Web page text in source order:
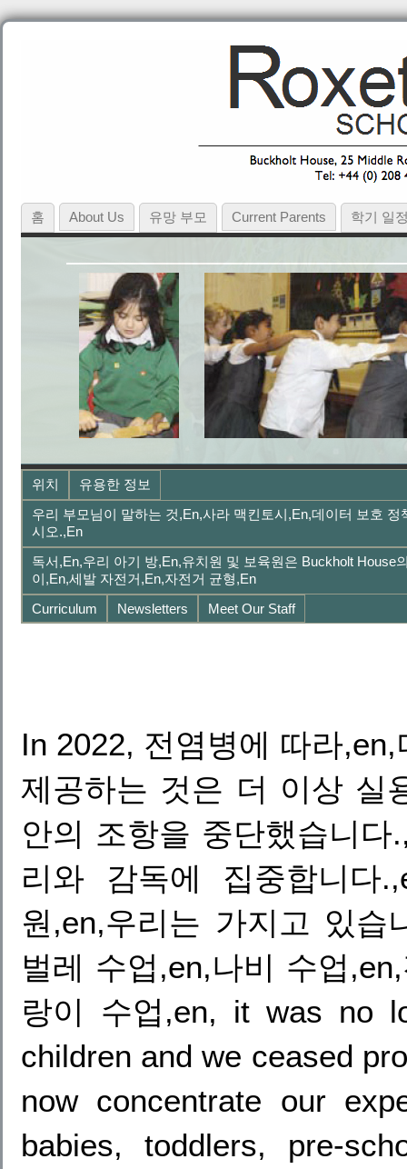
홈 About Us 유망 부모 Current Parents 학기 일
위치
유용한 정보
우리 부모님이 말하는 것,en,사라 맥킨토시,en,데이터 보호
시오.,en
독서,en,우리 아기 방,en,유치원 및 보육원은 Buckholt
이,en,세발 자전거,en,자전거 균형,en
Curriculum
Newsletters Meet Our Staff
In 2022, 전염병에 따라
제공하는 것은 더 이상 실
안의 조항을 중단했습니
리와 감독에 집중합니다
원,en,우리는 가지고 있습
벌레 수업,en,나비 수업
랑이 수업,en, it was no
children and we ceased
now concentrate our
babies, toddlers, pre-